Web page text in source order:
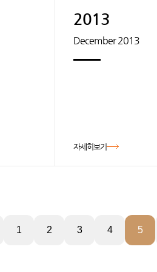
2013
December 2013
자세히보기
1 2 3 4 5